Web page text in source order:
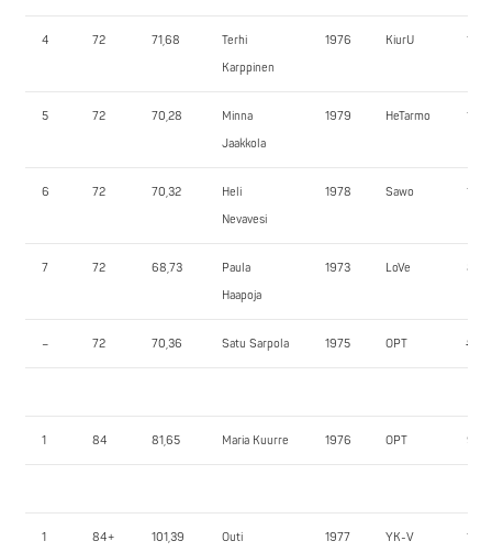
4 72 71,68
Terhi
Karppinen
1976 KiurU 110,0
5 72 70,28
Minna
Jaakkola
1979 HeTarmo
6 72 70,32
Heli
Nevavesi
1978 Sawo 110,0
7 72 68,73
Paula
Haapoja
1973 LoVe 87,5
– 72 70,36 Satu Sarpola 1975 OPT 95,0
1 84 81,65 Maria Kuurre 1976 OPT 95,0
1 84+ 101,39
Outi
1977 YK-V